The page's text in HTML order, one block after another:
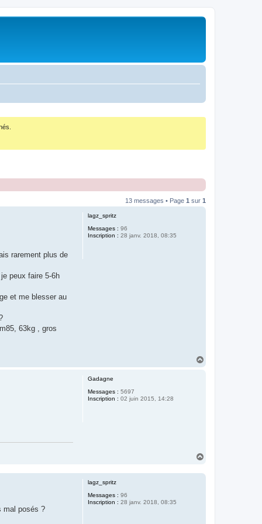
13 messages • Page 1 sur 1
lagz_spritz
Messages : 96
Inscription : 28 janv. 2018, 08:35
rarement plus de
peux faire 5-6h
et me blesser au
63kg , gros
Gadagne
Messages : 5697
Inscription : 02 juin 2015, 14:28
lagz_spritz
Messages : 96
Inscription : 28 janv. 2018, 08:35
mal posés ?